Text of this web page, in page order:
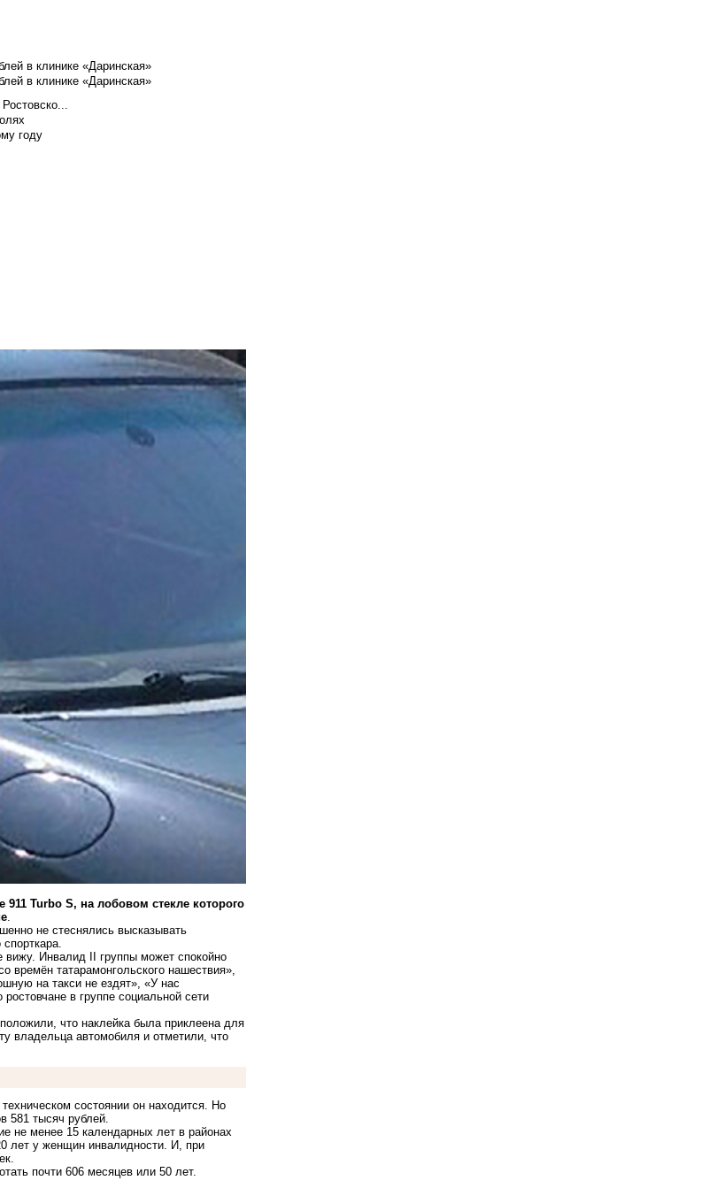
в клинике «Даринская»
в клинике «Даринская»
году
Turbo S, на лобовом стекле которого
не стеснялись высказывать
вижу. Инвалид II группы может спокойно
времён татарамонгольского нашествия»,
на такси не ездят», «У нас
в группе социальной сети
что наклейка была приклеена для
владельца автомобиля и отметили, что
состоянии он находится. Но
581 тысяч рублей.
не менее 15 календарных лет в районах
лет у женщин инвалидности. И, при
почти 606 месяцев или 50 лет.